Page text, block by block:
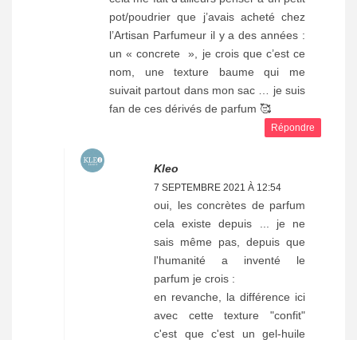
pot/poudrier que j’avais acheté chez
l’Artisan Parfumeur il y a des années :
un « concrete », je crois que c’est ce
nom, une texture baume qui me
suivait partout dans mon sac … je suis
fan de ces dérivés de parfum 🥰
Répondre
Kleo
7 SEPTEMBRE 2021 À 12:54
oui, les concrètes de parfum
cela existe depuis ... je ne
sais même pas, depuis que
l'humanité a inventé le
parfum je crois :
en revanche, la différence ici
avec cette texture "confit"
c'est que c'est un gel-huile